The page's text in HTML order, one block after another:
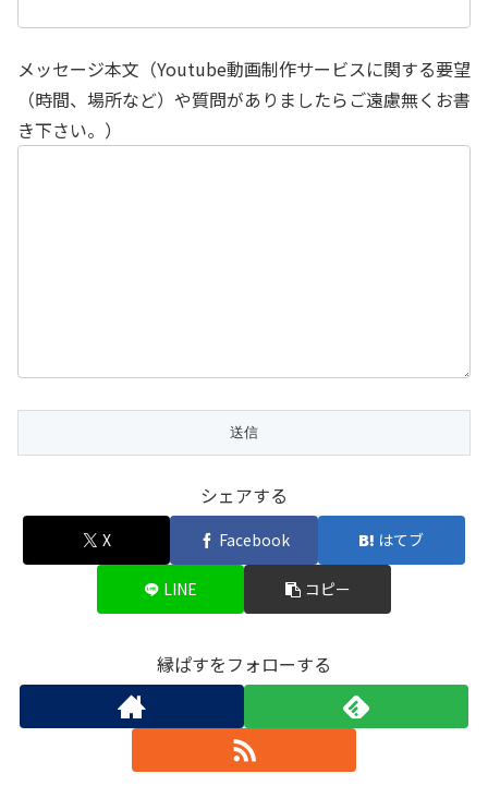
メッセージ本文（Youtube動画制作サービスに関する要望
（時間、場所など）や質問がありましたらご遠慮無くお書
き下さい。）
シェアする
X Facebook はてブ
LINE コピー
縁ぱすをフォローする